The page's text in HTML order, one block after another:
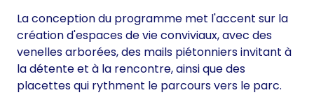
La conception du programme met l'accent sur la
création d'espaces de vie conviviaux, avec des
venelles arborées, des mails piétonniers invitant à
la détente et à la rencontre, ainsi que des
placettes qui rythment le parcours vers le parc.